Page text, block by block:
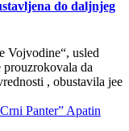
do daljnjeg
Vojvodine“, usled
da
, obustavila jee